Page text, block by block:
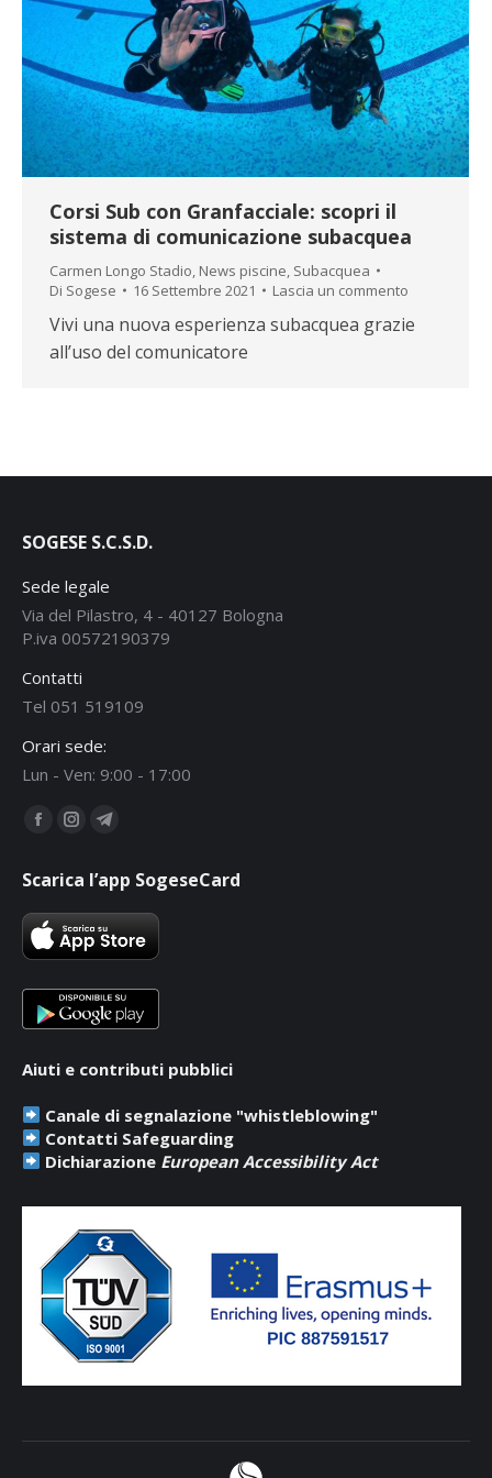
Corsi Sub con Granfacciale: scopri il
sistema di comunicazione subacquea
Carmen Longo Stadio, News piscine, Subacquea
Di Sogese 16 Settembre 2021 Lascia un commento
Vivi una nuova esperienza subacquea grazie
all’uso del comunicatore
SOGESE S.C.S.D.
Sede legale
Via del Pilastro, 4 - 40127 Bologna
P.iva 00572190379
Contatti
Tel 051 519109
Orari sede:
Lun - Ven: 9:00 - 17:00
Ci puoi trovare su:
Facebook
opens
in
new
Instagram
opens
in
new
Telegram
opens
in
new
Scarica l’app SogeseCard
Aiuti e contributi pubblici
Canale di segnalazione "whistleblowing"
Contatti Safeguarding
Dichiarazione European Accessibility Act